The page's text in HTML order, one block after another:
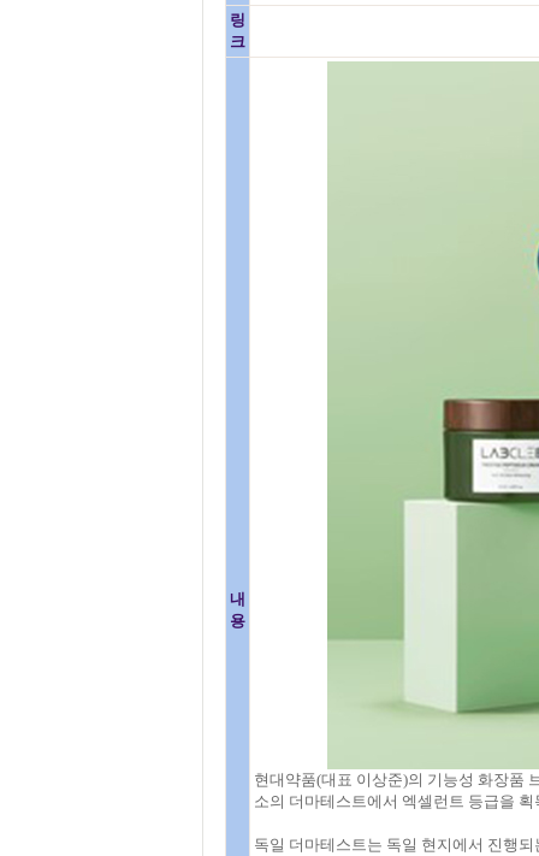
링
크
내
용
현대약품(대표 이상준)의 기능성 화장품
소의 더마테스트에서 엑셀런트 등급을 획
독일 더마테스트는 독일 현지에서 진행